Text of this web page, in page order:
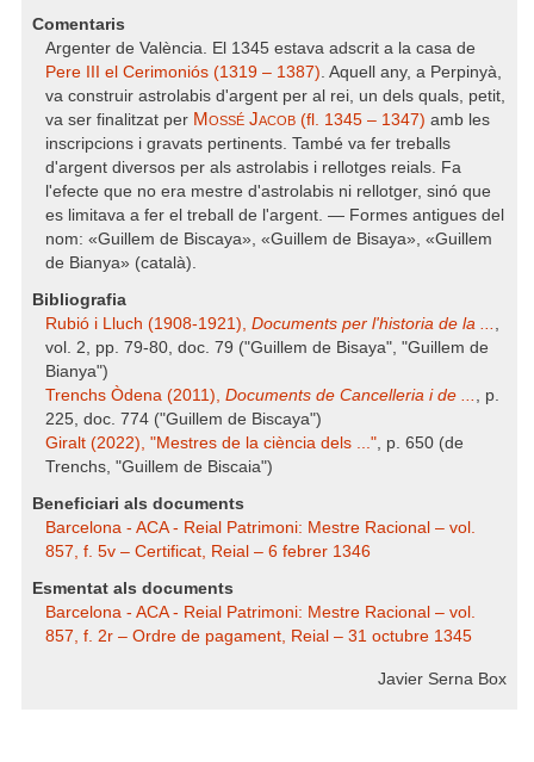
Comentaris
Argenter de València. El 1345 estava adscrit a la casa de
Pere III el Cerimoniós (1319 – 1387). Aquell any, a Perpinyà,
va construir astrolabis d'argent per al rei, un dels quals, petit,
va ser finalitzat per Mossé Jacob (fl. 1345 – 1347) amb les
inscripcions i gravats pertinents. També va fer treballs
d'argent diversos per als astrolabis i rellotges reials. Fa
l'efecte que no era mestre d'astrolabis ni rellotger, sinó que
es limitava a fer el treball de l'argent. — Formes antigues del
nom: «Guillem de Biscaya», «Guillem de Bisaya», «Guillem
de Bianya» (català).
Bibliografia
Rubió i Lluch (1908-1921), Documents per l'historia de la ... ,
vol. 2, pp. 79-80, doc. 79 ("Guillem de Bisaya", "Guillem de
Bianya")
Trenchs Òdena (2011), Documents de Cancelleria i de ... , p.
225, doc. 774 ("Guillem de Biscaya")
Giralt (2022), "Mestres de la ciència dels ...", p. 650 (de
Trenchs, "Guillem de Biscaia")
Beneficiari als documents
Barcelona - ACA - Reial Patrimoni: Mestre Racional – vol.
857, f. 5v – Certificat, Reial – 6 febrer 1346
Esmentat als documents
Barcelona - ACA - Reial Patrimoni: Mestre Racional – vol.
857, f. 2r – Ordre de pagament, Reial – 31 octubre 1345
Javier Serna Box